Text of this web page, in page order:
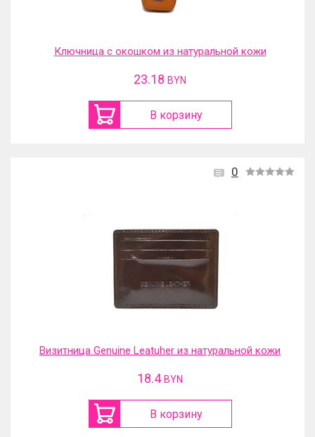
Ключница с окошком из натуральной кожи
23.18 BYN
В корзину
0
Визитница Genuine Leatuher из натуральной кожи
18.4 BYN
В корзину